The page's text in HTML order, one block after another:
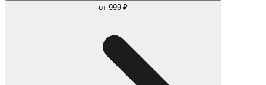
от 999 ₽